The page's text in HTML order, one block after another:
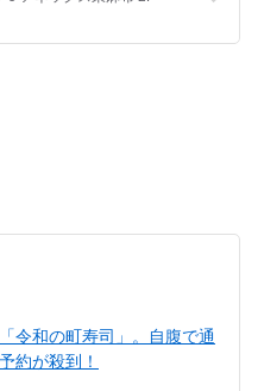
令和の町寿司」。自腹で通
約が殺到！